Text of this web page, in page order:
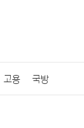
고용 국방